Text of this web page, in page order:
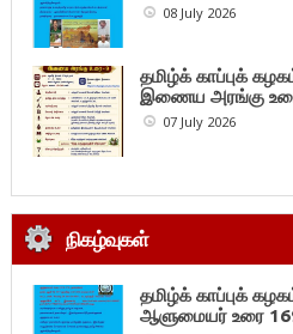
08 July 2026
தமிழ்க் காப்புக்
இணைய அரங்கு
07 July 2026
நிகழ்வுகள்
தமிழ்க் காப்புக்
ஆளுமையர் உரை